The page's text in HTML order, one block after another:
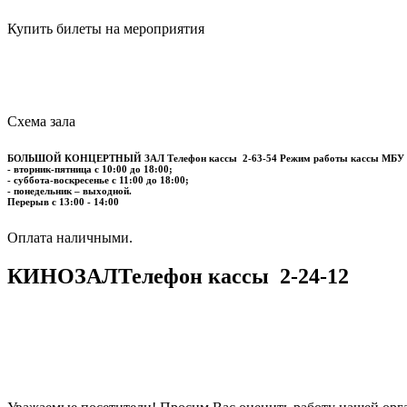
Купить билеты на мероприятия
Схема зала
БОЛЬШОЙ КОНЦЕРТНЫЙ ЗАЛ Телефон кассы 2-63-54 Режим работы кассы
- вторник-пятница с 10:00 до 18:00;
- суббота-воскресенье с 11:00 до 18:00;
- понедельник – выходной.
Перерыв с 13:00 - 14:00
​​​​​​​Оплата наличными.
КИНОЗАЛТелефон кассы 2-24-12